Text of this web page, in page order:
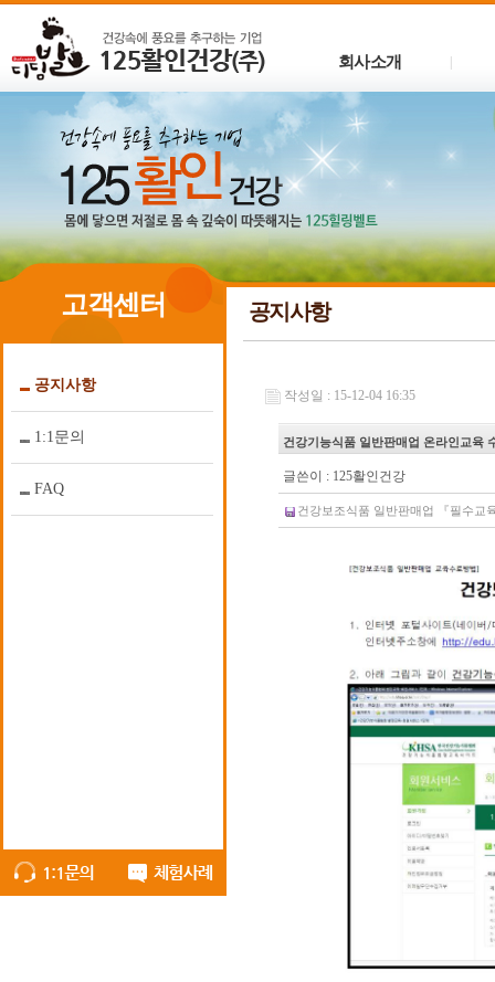
회사소개
고객센터
공지사항
1:1문의
FAQ
공지사항
작성일 : 15-12-04 16:35
건강기능식품 일반판매업 온라인교육
글쓴이 : 125활인건강
건강보조식품 일반판매업 『필수교